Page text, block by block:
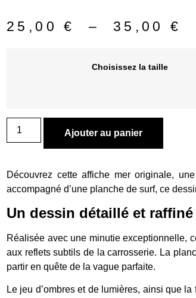
25,00€ – 35,00€
Choisissez la taille
quantité
VESPA
Ajouter au panier
Découvrez cette affiche mer originale,
accompagné d’une planche de surf, ce
Un dessin détaillé et raffiné
Réalisée avec une minutie exceptionnelle,
aux reflets subtils de la carrosserie. La
partir en quête de la vague parfaite.
Le jeu d’ombres et de lumières, ainsi que